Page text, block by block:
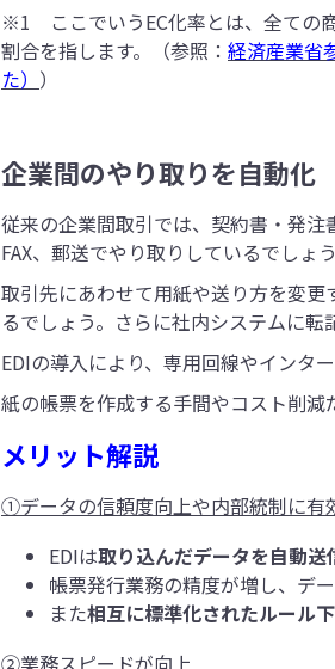
※1 ここでいうEC化率とは、全ての
割合を指します。（参照： 経済産業省
た） ）
企業間のやり取りを自動化
従来の企業間取引では、契約書・発
FAX、郵送でやり取りしているでしょう
取引先にあわせて用紙や送り方を変
るでしょう。さらに社内システムに転
EDIの導入により、専用回線やインタ
紙の帳票を作成する手間やコスト削減
メリット解説
①データの信頼度向上や内部統制に有
EDIは取り込んだデータを自動送
帳票発行業務の精度が増し、デ
また相互に標準化されたルール
➁業務スピードが向上